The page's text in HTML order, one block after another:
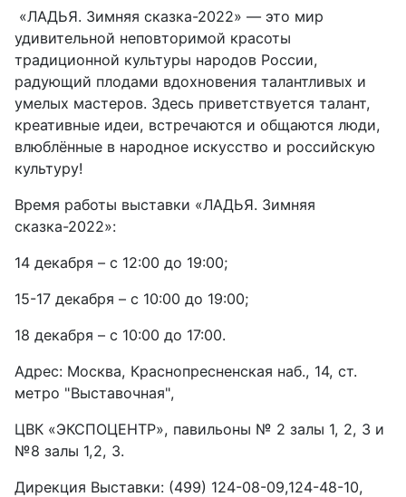
«ЛАДЬЯ. Зимняя сказка-2022» — это мир
удивительной неповторимой красоты
традиционной культуры народов России,
радующий плодами вдохновения талантливых и
умелых мастеров. Здесь приветствуется талант,
креативные идеи, встречаются и общаются люди,
влюблённые в народное искусство и российскую
культуру!
Время работы выставки «ЛАДЬЯ. Зимняя
сказка-2022»:
14 декабря – с 12:00 до 19:00;
15-17 декабря – с 10:00 до 19:00;
18 декабря – с 10:00 до 17:00.
Адрес: Москва, Краснопресненская наб., 14, cт.
метро "Выставочная",
ЦВК «ЭКСПОЦЕНТР», павильоны № 2 залы 1, 2, 3 и
№8 залы 1,2, 3.
Дирекция Выставки: (499) 124-08-09,124-48-10,